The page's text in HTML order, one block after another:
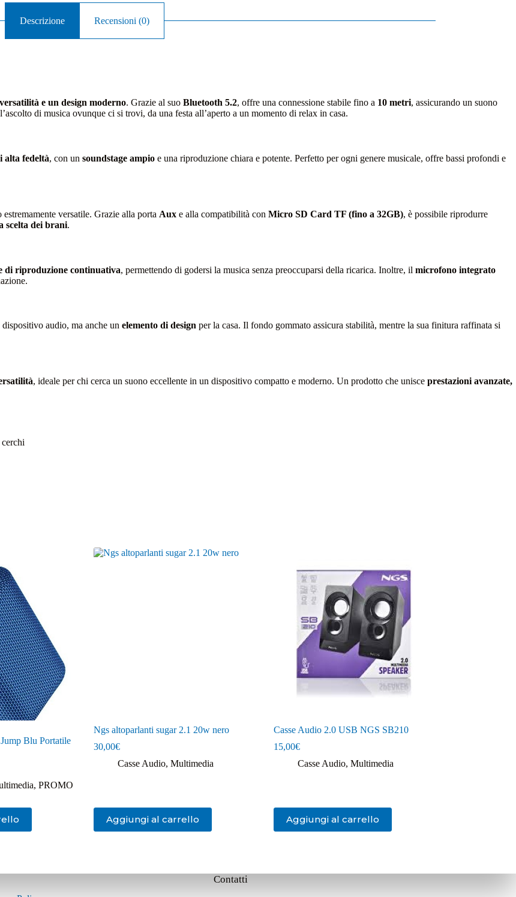
Descrizione Recensioni (0)
e un design moderno. Grazie al suo Bluetooth 5.2, offre una connessione stabile fino a 10 metri, assicurando un suono
di musica ovunque ci si trovi, da una festa all’aperto a un momento di relax in casa.
alta fedeltà, con un soundstage ampio e una riproduzione chiara e potente. Perfetto per ogni genere musicale, offre bassi profondi e
estremamente versatile. Grazie alla porta Aux e alla compatibilità con Micro SD Card TF (fino a 32GB), è possibile riprodurre
scelta dei brani.
di riproduzione continuativa, permettendo di godersi la musica senza preoccuparsi della ricarica. Inoltre, il microfono integrato
audio, ma anche un elemento di design per la casa. Il fondo gommato assicura stabilità, mentre la sua finitura raffinata si
, ideale per chi cerca un suono eccellente in un dispositivo compatto e moderno. Un prodotto che unisce prestazioni avanzate,
Blu Portatile
, PROMO
Ngs altoparlanti sugar 2.1 20w nero
30,00€
Casse Audio, Multimedia
Aggiungi al carrello
Casse Audio 2.0 USB NGS SB210
15,00€
Casse Audio, Multimedia
Aggiungi al carrello
Contatti